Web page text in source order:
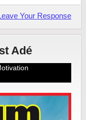
Your Response
Adé